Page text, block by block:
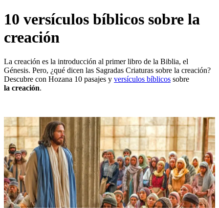
10 versículos bíblicos sobre la
creación
La creación es la introducción al primer libro de la Biblia, el
Génesis. Pero, ¿qué dicen las Sagradas Criaturas sobre la creación?
Descubre con Hozana 10 pasajes y versículos bíblicos sobre
la creación.